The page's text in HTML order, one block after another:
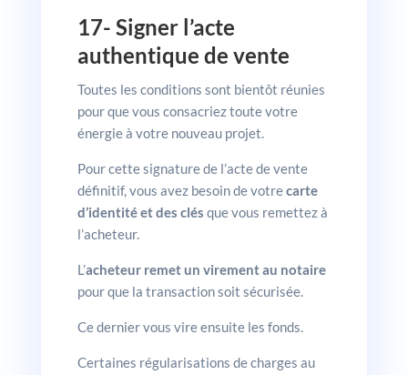
17- Signer l’acte
authentique de vente
Toutes les conditions sont bientôt réunies
pour que vous consacriez toute votre
énergie à votre nouveau projet.
Pour cette signature de l’acte de vente
définitif, vous avez besoin de votrecarte
d’identité et des clés que vous remettez à
l’acheteur.
L’acheteur remet un virement au notaire
pour que la transaction soit sécurisée.
Ce dernier vous vire ensuite les fonds.
Certaines régularisations de charges au